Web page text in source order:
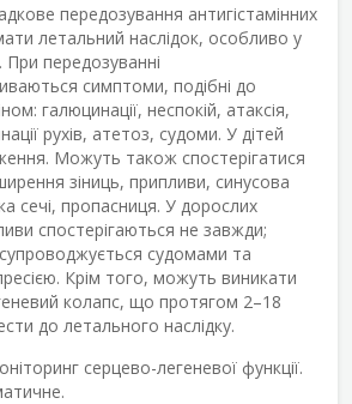
передозування антигістамінних
летальний наслідок, особливо у
передозуванні
симптоми, подібні до
галюцинації, неспокій, атаксія,
рухів, атетоз, судоми. У дітей
Можуть також спостерігатися
зіниць, припливи, синусова
сечі, пропасниця. У дорослих
спостерігаються не завжди;
судомами та
Крім того, можуть виникати
колапс, що протягом 2–18
до летального наслідку.
серцево-легеневої функції.